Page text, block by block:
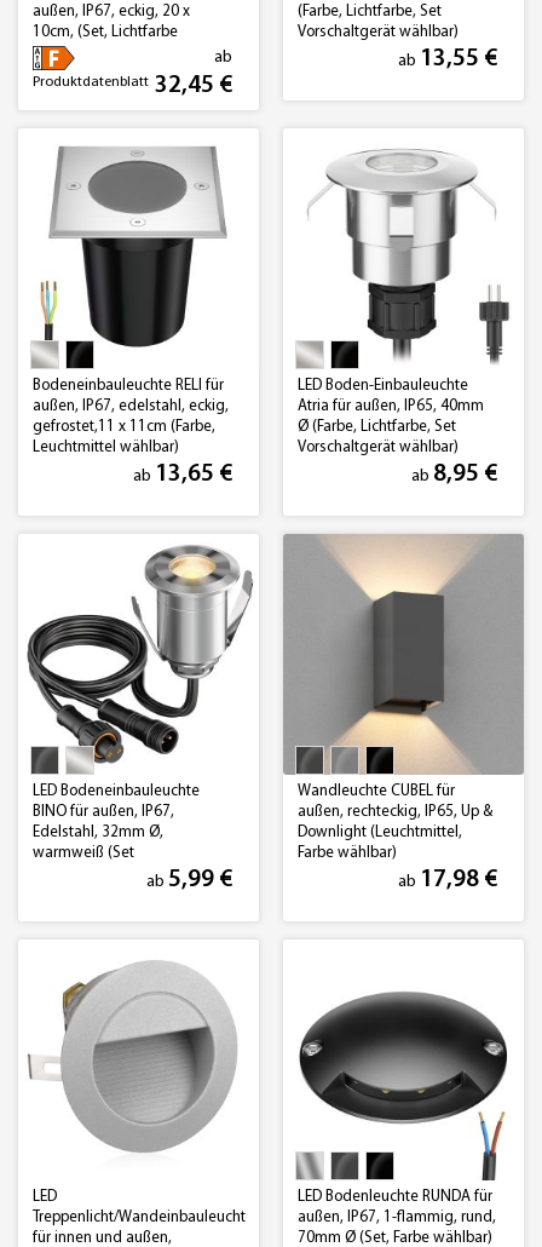
außen, IP67, eckig, 20 x
10cm, (Set, Lichtfarbe
wählbar)
Produktdatenblatt
ab
32,45 €
(Farbe, Lichtfarbe, Set
Vorschaltgerät wählbar)
ab 13,55 €
Bodeneinbauleuchte RELI für
außen, IP67, edelstahl, eckig,
gefrostet,11 x 11cm (Farbe,
Leuchtmittel wählbar)
ab 13,65 €
LED Boden-Einbauleuchte
Atria für außen, IP65, 40mm
Ø (Farbe, Lichtfarbe, Set
Vorschaltgerät wählbar)
ab 8,95 €
LED Bodeneinbauleuchte
BINO für außen, IP67,
Edelstahl, 32mm Ø,
warmweiß (Set
Vorschaltgerät, Farbe
ab 5,99 €
Wandleuchte CUBEL für
außen, rechteckig, IP65, Up &
Downlight (Leuchtmittel,
Farbe wählbar)
ab 17,98 €
LED
Treppenlicht/Wandeinbauleuchte
für innen und außen,
LED Bodenleuchte RUNDA für
außen, IP67, 1-flammig, rund,
70mm Ø (Set, Farbe wählbar)